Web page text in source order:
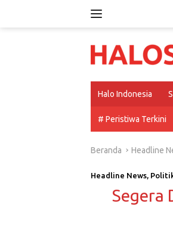
Halo Indonesia
# Peristiwa Terkini
Beranda Headline
Headline News,
Segera